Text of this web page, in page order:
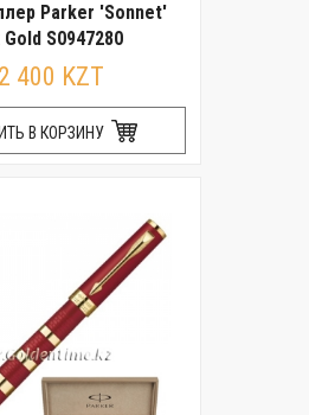
Parker 'Sonnet'
Gold S0947280
400 KZT
В КОРЗИНУ